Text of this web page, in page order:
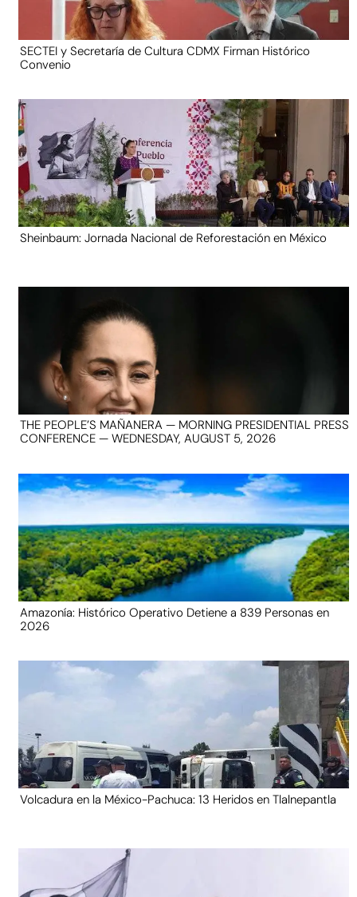
SECTEI y Secretaría de Cultura CDMX Firman Histórico
Convenio
Sheinbaum: Jornada Nacional de Reforestación en México
THE PEOPLE’S MAÑANERA — MORNING PRESIDENTIAL PRESS
CONFERENCE — WEDNESDAY, AUGUST 5, 2026
Amazonía: Histórico Operativo Detiene a 839 Personas en
2026
Volcadura en la México-Pachuca: 13 Heridos en Tlalnepantla